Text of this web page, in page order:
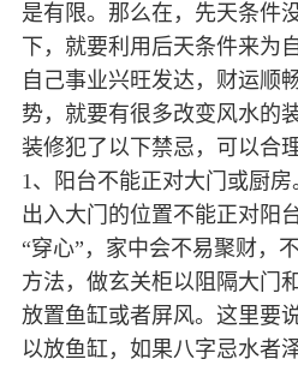
是有限。那么在，先天条件
下，就要利用后天条件来为
自己事业兴旺发达，财运顺
势，就要有很多改变风水的
装修犯了以下禁忌，可以合
1、阳台不能正对大门或厨房
出入大门的位置不能正对阳
“穿心”，家中会不易聚财，
方法，做玄关柜以阻隔大门
放置鱼缸或者屏风。这里要
以放鱼缸，如果八字忌水者